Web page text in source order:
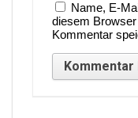
Name, E-
diesem
Kommentar